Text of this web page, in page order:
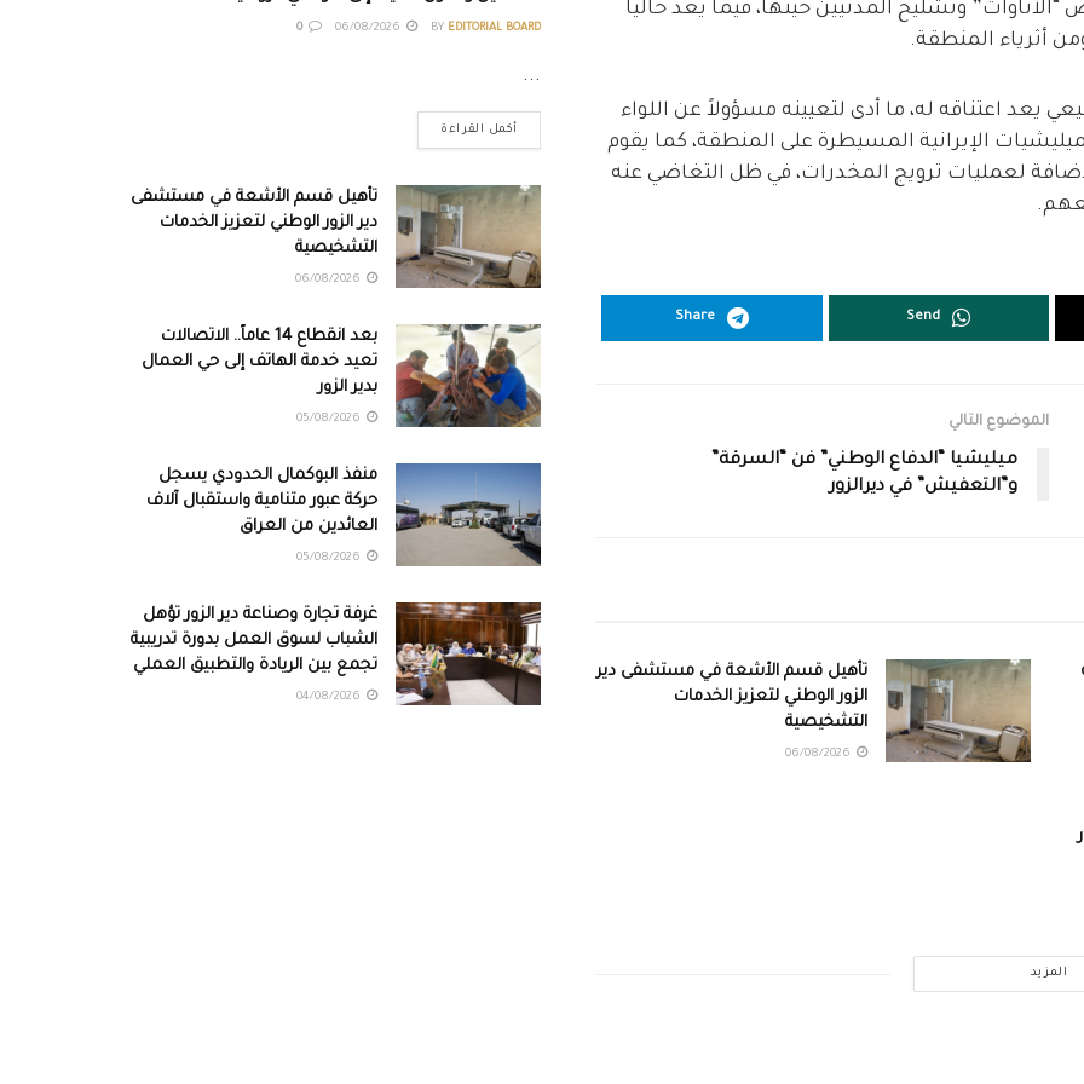
وتشليح المدنيين حينها، فيما يعد حاليا
أثرياء المنطقة.
اعتناقه له، ما أدى لتعيينه مسؤولاً عن اللواء
الإيرانية المسيطرة على المنطقة، كما يقوم
لعمليات ترويج المخدرات، في ظل التغاضي عنه
Send
Share
الموضوع التالي
ميليشيا “الدفاع الوطني” فن “السرقة”
و”التعفيش” في ديرالزور
تأهيل قسم الأشعة في مستشفى دير
الزور الوطني لتعزيز الخدمات
التشخيصية
المزيد
BY EDITORIAL BOARD
0
...
أكمل القراءة
تأهيل قسم الأشعة في مستشفى
دير الزور الوطني لتعزيز الخدمات
التشخيصية
بعد انقطاع 14 عاماً.. الاتصالات
تعيد خدمة الهاتف إلى حي العمال
بدير الزور
منفذ البوكمال الحدودي يسجل
حركة عبور متنامية واستقبال آلاف
العائدين من العراق
غرفة تجارة وصناعة دير الزور تؤهل
الشباب لسوق العمل بدورة تدريبية
تجمع بين الريادة والتطبيق العملي